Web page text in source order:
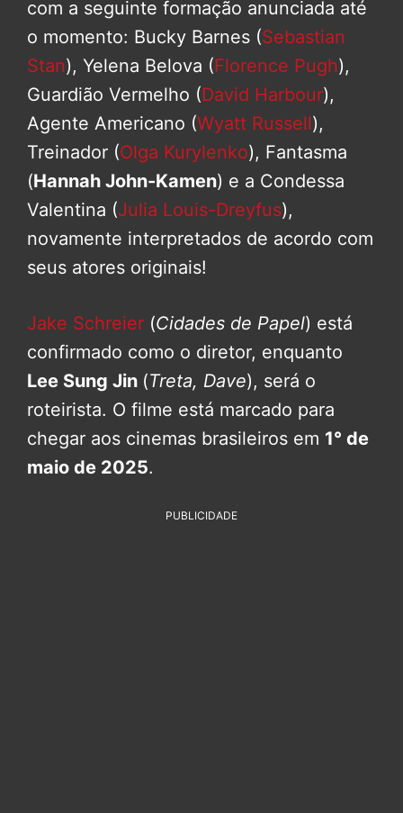
com a seguinte formação anunciada até
o momento: Bucky Barnes (Sebastian
Stan), Yelena Belova (Florence Pugh),
Guardião Vermelho (David Harbour),
Agente Americano (Wyatt Russell),
Treinador (Olga Kurylenko), Fantasma
(Hannah John-Kamen) e a Condessa
Valentina (Julia Louis-Dreyfus),
novamente interpretados de acordo com
seus atores originais!
Jake Schreier (Cidades de Papel) está
confirmado como o diretor, enquanto
Lee Sung Jin (Treta, Dave), será o
roteirista. O filme está marcado para
chegar aos cinemas brasileiros em 1° de
maio de 2025.
PUBLICIDADE